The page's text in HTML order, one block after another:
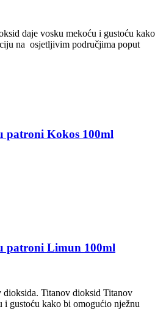
daje vosku mekoću i gustoću kako
na osjetljivim područjima poput
patroni Kokos 100ml
patroni Limun 100ml
dioksida. Titanov dioksid Titanov
i gustoću kako bi omogućio nježnu